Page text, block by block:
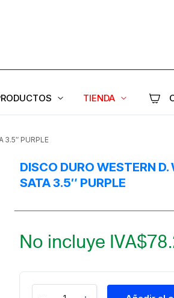
TIENDA
3.5″ PURPLE
DISCO DURO WESTERN
SATA 3.5″ PURPLE
$
No incluye IVA